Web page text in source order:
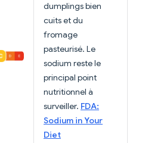
dumplings bien
cuits et du
fromage
pasteurisé. Le
sodium reste le
principal point
nutritionnel à
surveiller. FDA:
Sodium in Your
Diet